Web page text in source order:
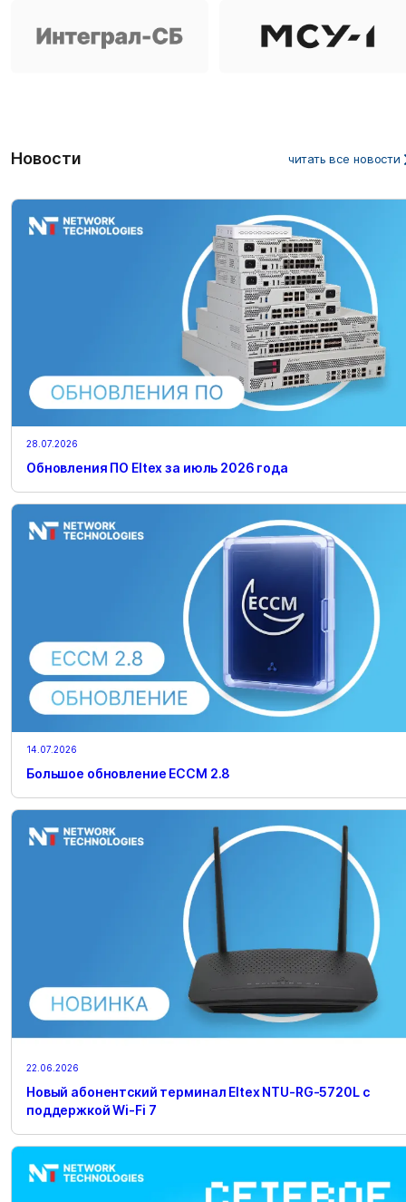
Новости читать все новости
28.07.2026
Обновления ПО Eltex за июль 2026 года
14.07.2026
Большое обновление ECCM 2.8
22.06.2026
Новый абонентский терминал Eltex NTU-RG-5720L с
поддержкой Wi-Fi 7